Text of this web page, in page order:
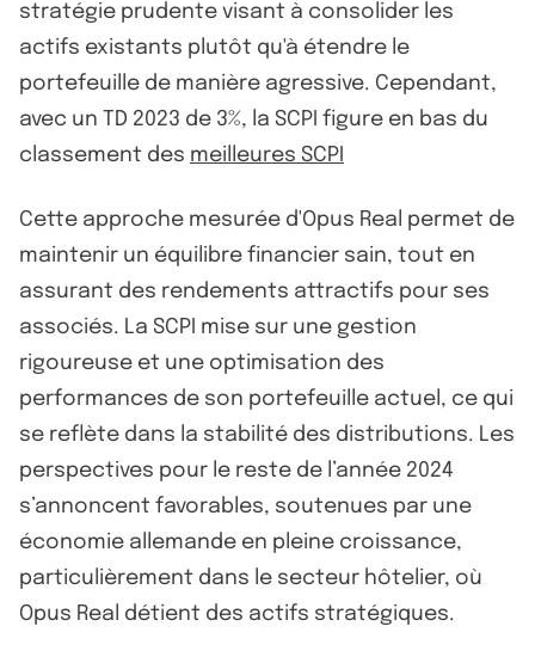
stratégie prudente visant à consolider les
actifs existants plutôt qu'à étendre le
portefeuille de manière agressive. Cependant,
avec un TD 2023 de 3%, la SCPI figure en bas du
classement des meilleures SCPI
Cette approche mesurée d'Opus Real permet de
maintenir un équilibre financier sain, tout en
assurant des rendements attractifs pour ses
associés. La SCPI mise sur une gestion
rigoureuse et une optimisation des
performances de son portefeuille actuel, ce qui
se reflète dans la stabilité des distributions. Les
perspectives pour le reste de l’année 2024
s’annoncent favorables, soutenues par une
économie allemande en pleine croissance,
particulièrement dans le secteur hôtelier, où
Opus Real détient des actifs stratégiques.